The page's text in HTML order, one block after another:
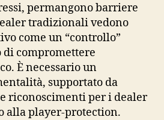
permangono barriere
tradizionali vedono
come un “controllo”
compromettere
È necessario un
supportato da
riconoscimenti per i dealer
alla player‑protection.